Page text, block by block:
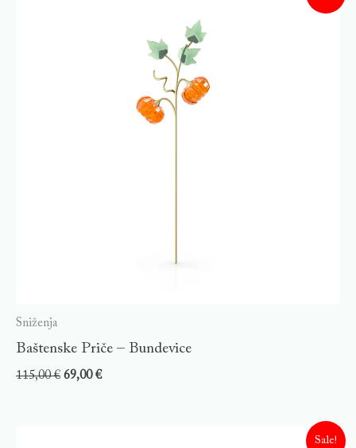
Sniženja
Baštenske Priče – Bundevice
115,00€ 69,00€
Sale!